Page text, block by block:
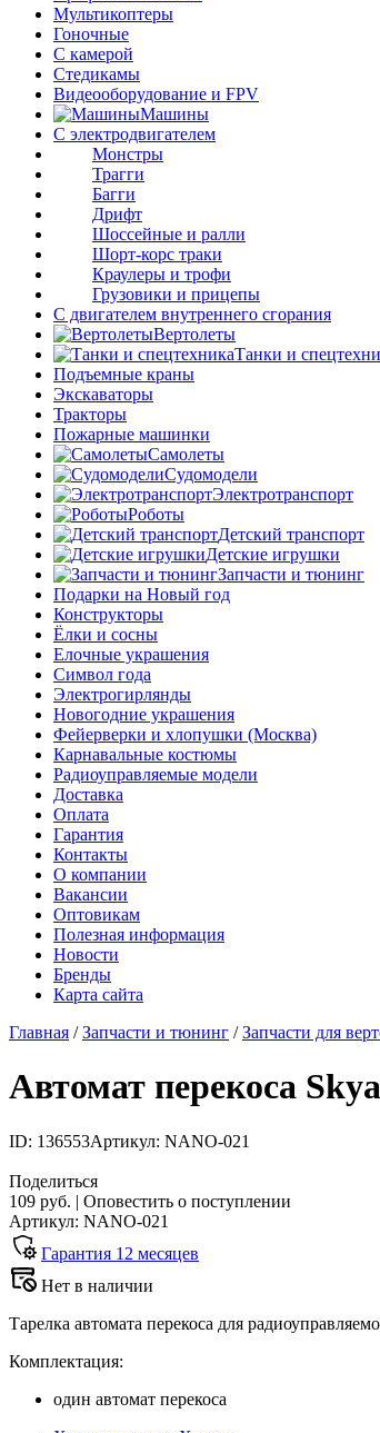
Мультикоптеры
Гоночные
C камерой
Стедикамы
Видеооборудование и FPV
Машины
С электродвигателем
Монстры
Трагги
Багги
Дрифт
Шоссейные и ралли
Шорт-корс траки
Краулеры и трофи
Грузовики и прицепы
С двигателем внутреннего сгорания
Вертолеты
Танки и
Подъемные краны
Экскаваторы
Тракторы
Пожарные машинки
Самолеты
Судомодели
Электротранспорт
Роботы
Детский транспорт
Детские игрушки
Запчасти и тюнинг
Подарки на Новый год
Конструкторы
Ёлки и сосны
Елочные украшения
Символ года
Электрогирлянды
Новогодние украшения
Фейерверки и хлопушки (Москва)
Карнавальные костюмы
Радиоуправляемые модели
Доставка
Оплата
Гарантия
Контакты
О компании
Вакансии
Оптовикам
Полезная информация
Новости
Бренды
Карта сайта
Главная /Запчасти и тюнинг /Запчасти для
Автомат перекоса
ID: 136553Артикул: NANO-021
Поделиться
109 руб. | Оповестить о поступлении
Артикул: NANO-021
Гарантия 12 месяцев
Нет в наличии
Тарелка автомата перекоса для
Комплектация:
один автомат перекоса